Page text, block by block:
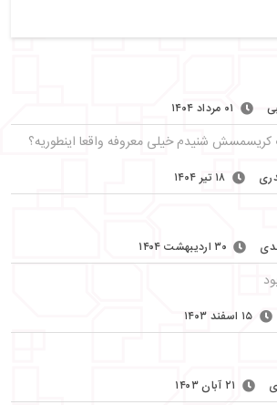
۰۱ مرداد ۱۴۰۴
کریسمسش شنیدم خیلی معروفه واقعا اینطوریه؟
۱۸ تیر ۱۴۰۴
۳۰ اردیبهشت ۱۴۰۴
۱۵ اسفند ۱۴۰۳
۲۱ آبان ۱۴۰۳